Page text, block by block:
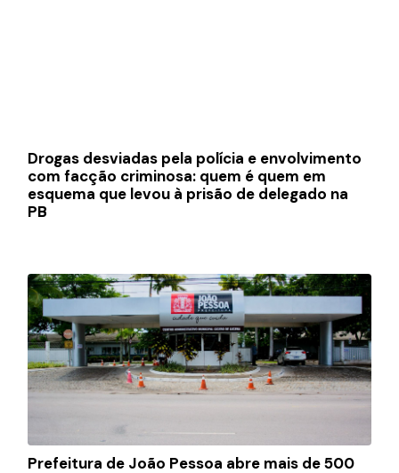
Drogas desviadas pela polícia e envolvimento
com facção criminosa: quem é quem em
esquema que levou à prisão de delegado na
PB
Prefeitura de João Pessoa abre mais de 500